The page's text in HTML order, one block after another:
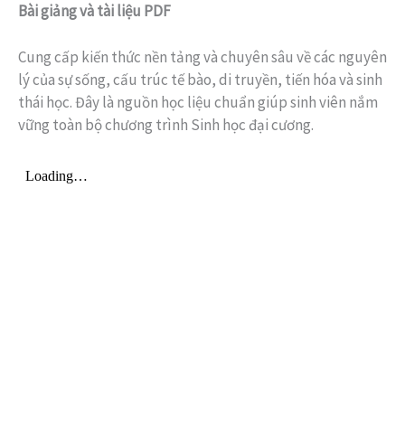
Bài giảng và tài liệu PDF
Cung cấp kiến thức nền tảng và chuyên sâu về các nguyên
lý của sự sống, cấu trúc tế bào, di truyền, tiến hóa và sinh
thái học. Đây là nguồn học liệu chuẩn giúp sinh viên nắm
vững toàn bộ chương trình Sinh học đại cương.